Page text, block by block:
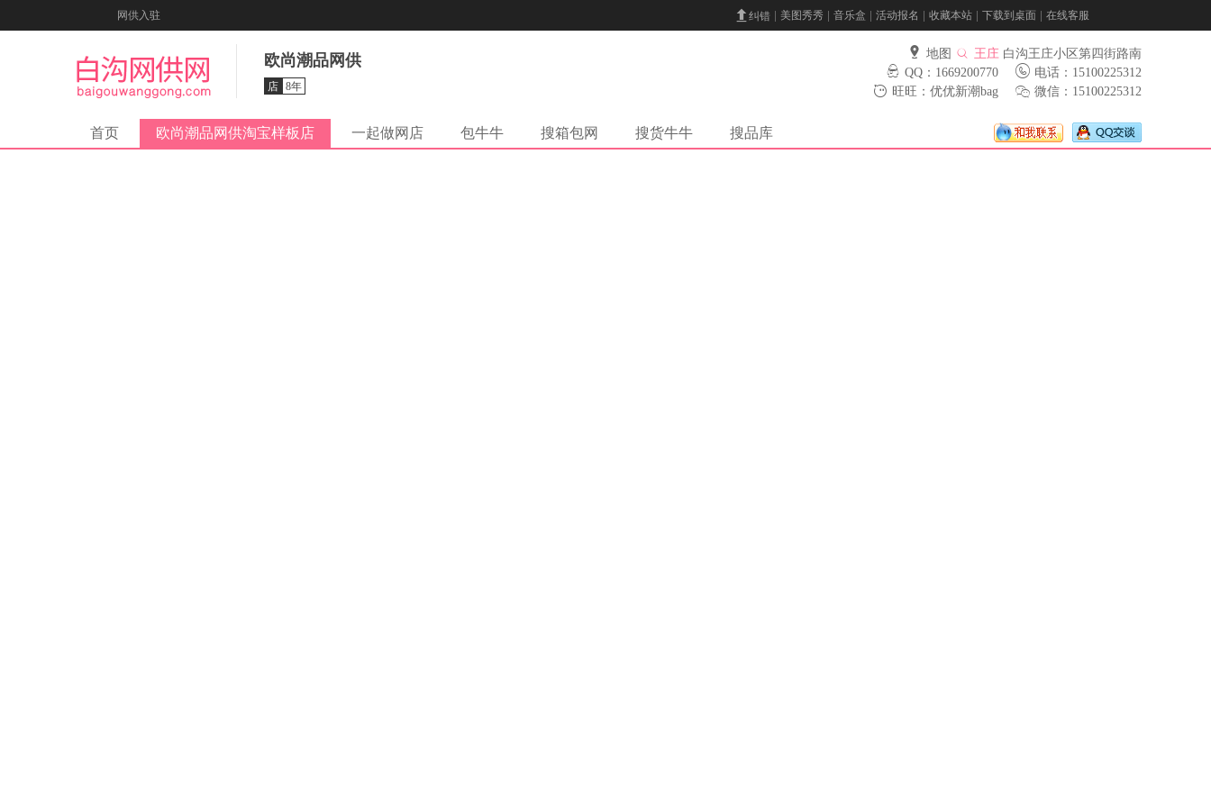
网供入驻 纠错 美图秀秀 音乐盒 活动报名 收藏本站 下载到桌面 在线客服
欧尚潮品网供
店 8年
地图 王庄 白沟王庄小区第四街路南
QQ：1669200770
电话：15100225312
旺旺：优优新潮bag
微信：15100225312
首页 欧尚潮品网供淘宝样板店 一起做网店 包牛牛 搜箱包网 搜货牛牛 搜品库